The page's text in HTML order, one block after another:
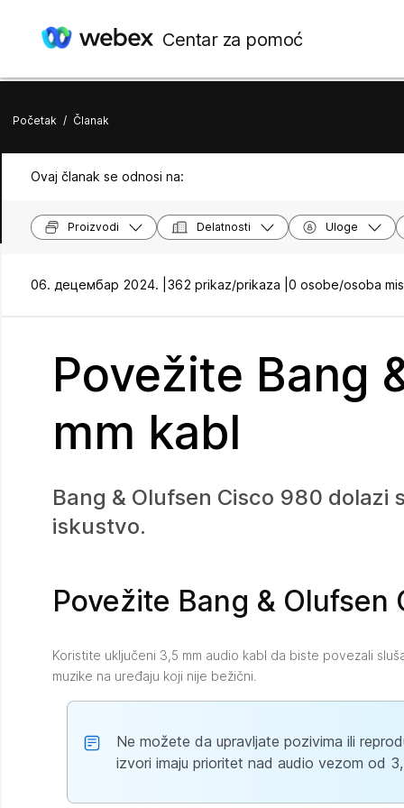
Centar za pomoć
Početak / Članak
Ovaj članak se odnosi na:
Proizvodi Delatnosti Uloge
06. децембар 2024. | 362 prikaz/prikaza | 0 osobe/osoba
Povežite Bang
mm kabl
Bang & Olufsen Cisco 980 dolazi
iskustvo.
Povežite Bang &
Koristite uključeni 3,5 mm audio kabl da biste povezali
muzike na uređaju koji nije bežični.
Ne možete da upravljate pozivima ili
izvori imaju prioritet nad audio vezom od